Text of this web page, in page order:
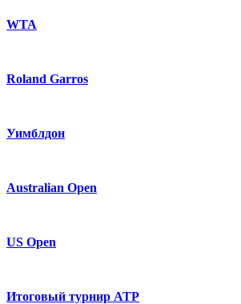
WTA
Roland Garros
Уимблдон
Australian Open
US Open
Итоговый турнир ATP